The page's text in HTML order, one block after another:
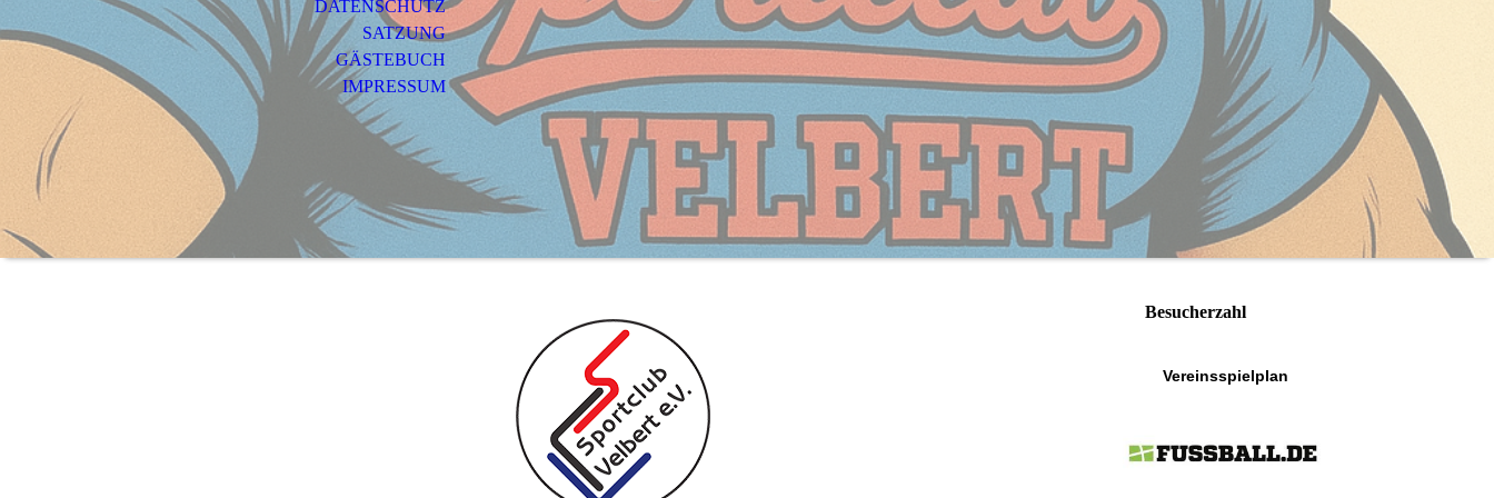
DATENSCHUTZ
SATZUNG
GÄSTEBUCH
IMPRESSUM
Besucherzahl
Vereinsspielplan